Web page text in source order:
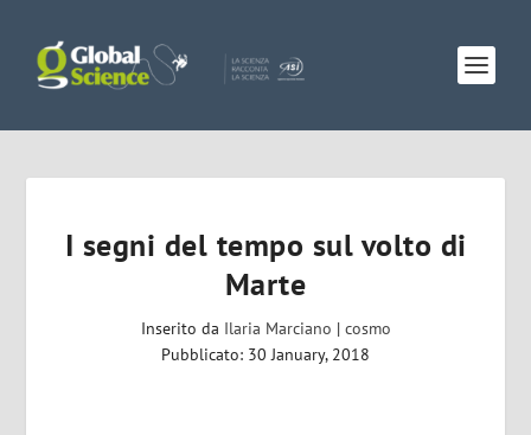
I segni del tempo sul volto di
Marte
Inserito da Ilaria Marciano | cosmo
Pubblicato: 30 January, 2018